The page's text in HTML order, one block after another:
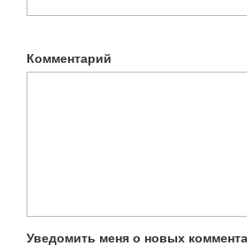
Комментарий
Уведомить меня о новых